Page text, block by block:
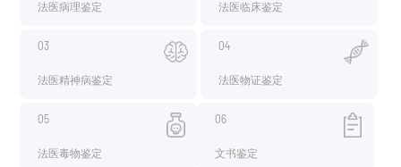
法医病理鉴定 法医临床鉴定
03
法医精神病鉴定
04
法医物证鉴定
05
法医毒物鉴定
06
文书鉴定